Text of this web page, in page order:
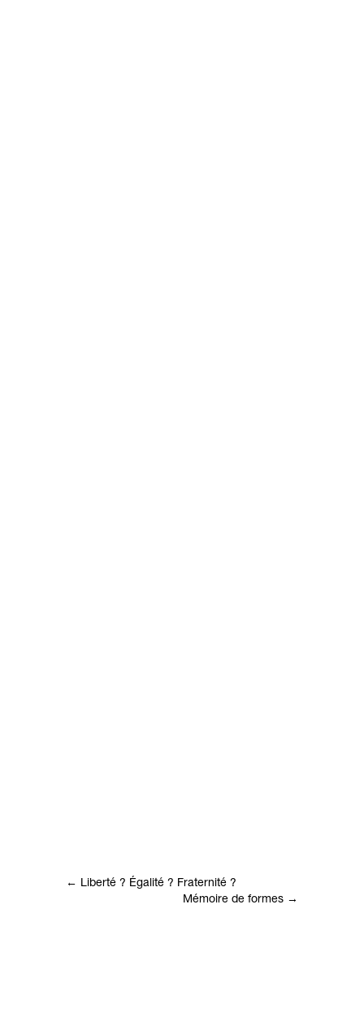
← Liberté ? Égalité ? Fraternité ?
Mémoire de formes →